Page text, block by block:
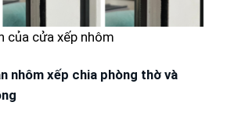
của cửa xếp nhôm
nhôm xếp chia phòng thờ và